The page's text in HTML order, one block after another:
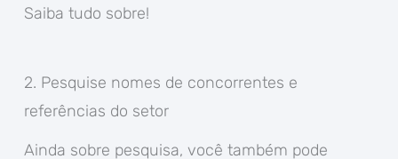
Saiba tudo sobre!
2. Pesquise nomes de concorrentes e
referências do setor
Ainda sobre pesquisa, você também pode